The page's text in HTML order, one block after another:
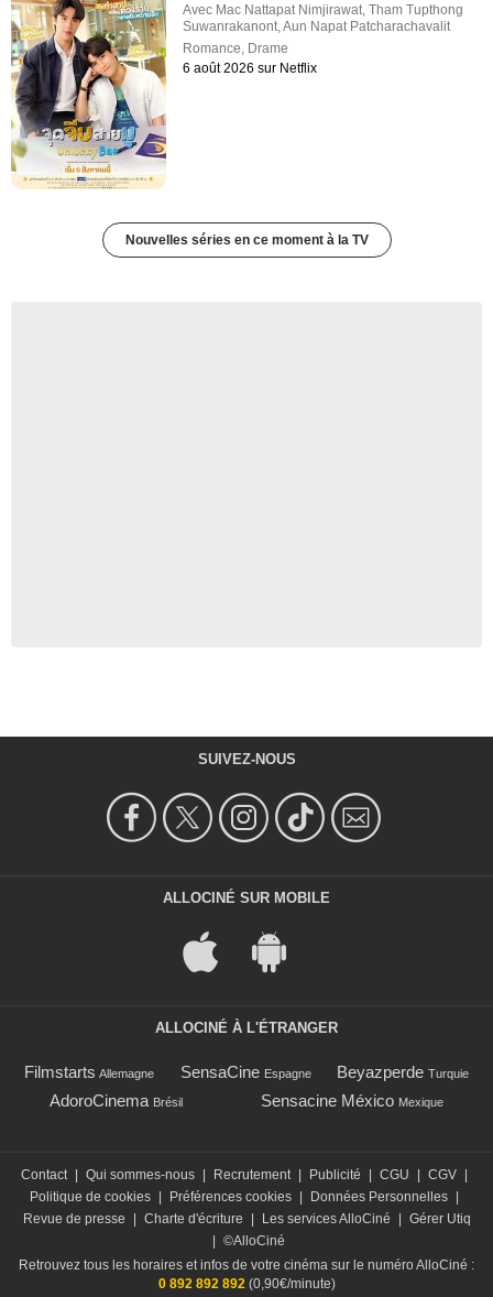
Avec Mac Nattapat Nimjirawat,Tham Tupthong
Suwanrakanont,Aun Napat Patcharachavalit
Romance, Drame
6 août 2026 sur Netflix
Nouvelles séries en ce moment à la TV
SUIVEZ-NOUS
ALLOCINÉ SUR MOBILE
ALLOCINÉ À L'ÉTRANGER
Filmstarts Allemagne SensaCine Espagne Beyazperde Turquie
AdoroCinema Brésil Sensacine México Mexique
Contact Qui sommes-nous Recrutement Publicité CGU CGV
Politique de cookies
Préférences cookies Données Personnelles
Revue de presse
Charte d'écriture Les services AlloCiné
Gérer Utiq
©AlloCiné
Retrouvez tous les horaires et infos de votre cinéma sur le numéro AlloCiné :
0 892 892 892(0,90€/minute)